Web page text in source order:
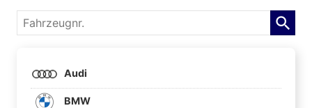
Fahrzeugnr.
Audi
BMW